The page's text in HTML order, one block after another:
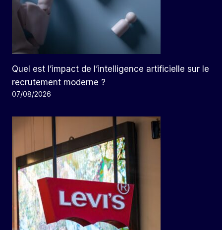
Quel est l’impact de l’intelligence artificielle sur le
recrutement moderne ?
07/08/2026